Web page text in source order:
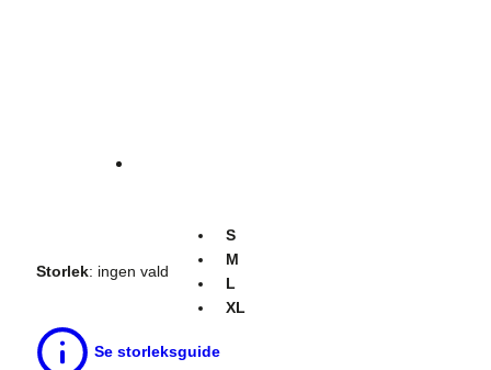
Storlek: ingen vald
S
M
L
XL
Se storleksguide